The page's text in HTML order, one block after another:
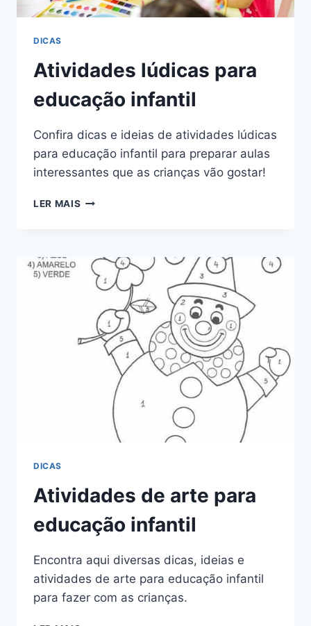
DICAS
Atividades lúdicas para
educação infantil
Confira dicas e ideias de atividades lúdicas
para educação infantil para preparar aulas
interessantes que as crianças vão gostar!
LER MAIS ATIVIDADES
INFANTIL
DICAS
Atividades de arte para
educação infantil
Encontra aqui diversas dicas, ideias e
atividades de arte para educação infantil
para fazer com as crianças.